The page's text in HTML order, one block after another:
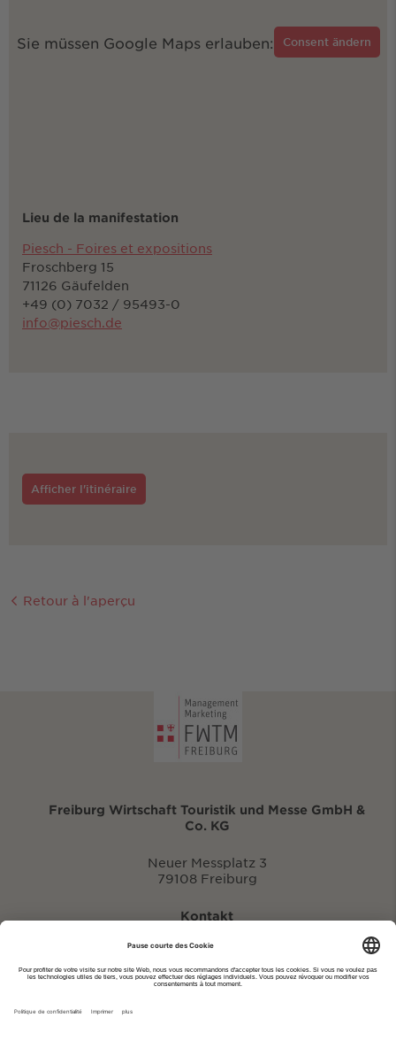
Sie müssen Google Maps erlauben: Consent ändern
Lieu de la manifestation
Piesch - Foires et expositions
Froschberg 15
71126 Gäufelden
+49 (0) 7032 / 95493-0
info@piesch.de
Afficher l'itinéraire
Retour à l'aperçu
Freiburg Wirtschaft Touristik und Messe GmbH &
Co. KG
Neuer Messplatz 3
79108 Freiburg
Kontakt
eventportal@fwtm.de